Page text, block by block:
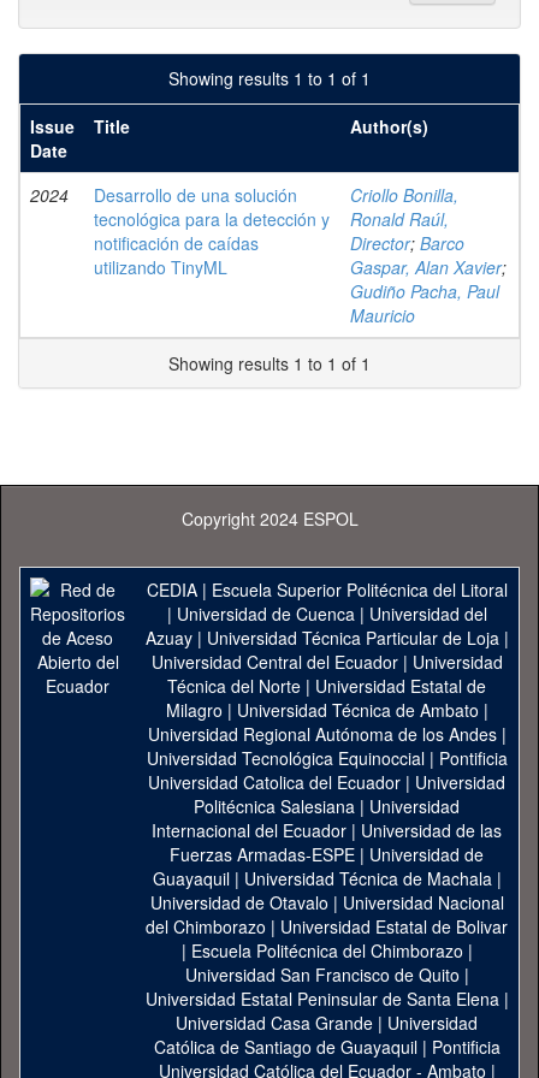
Showing results 1 to 1 of 1
Issue
Date
Title Author(s)
2024
Desarrollo de una solución
tecnológica para la detección y
notificación de caídas
utilizando TinyML
Criollo Bonilla,
Ronald Raúl,
Director; Barco
Gaspar, Alan Xavier;
Gudiño Pacha, Paul
Mauricio
Showing results 1 to 1 of 1
Copyright 2024 ESPOL
CEDIA| Escuela Superior Politécnica del Litoral
| Universidad de Cuenca| Universidad del
Azuay| Universidad Técnica Particular de Loja|
Universidad Central del Ecuador| Universidad
Técnica del Norte | Universidad Estatal de
Milagro | Universidad Técnica de Ambato |
Universidad Regional Autónoma de los Andes|
Universidad Tecnológica Equinoccial| Pontificia
Universidad Catolica del Ecuador | Universidad
Politécnica Salesiana | Universidad
Internacional del Ecuador | Universidad de las
Fuerzas Armadas-ESPE | Universidad de
Guayaquil| Universidad Técnica de Machala|
Universidad de Otavalo | Universidad Nacional
del Chimborazo | Universidad Estatal de Bolivar
| Escuela Politécnica del Chimborazo |
Universidad San Francisco de Quito |
Universidad Estatal Peninsular de Santa Elena|
Universidad Casa Grande | Universidad
Católica de Santiago de Guayaquil| Pontificia
Universidad Católica del Ecuador - Ambato |